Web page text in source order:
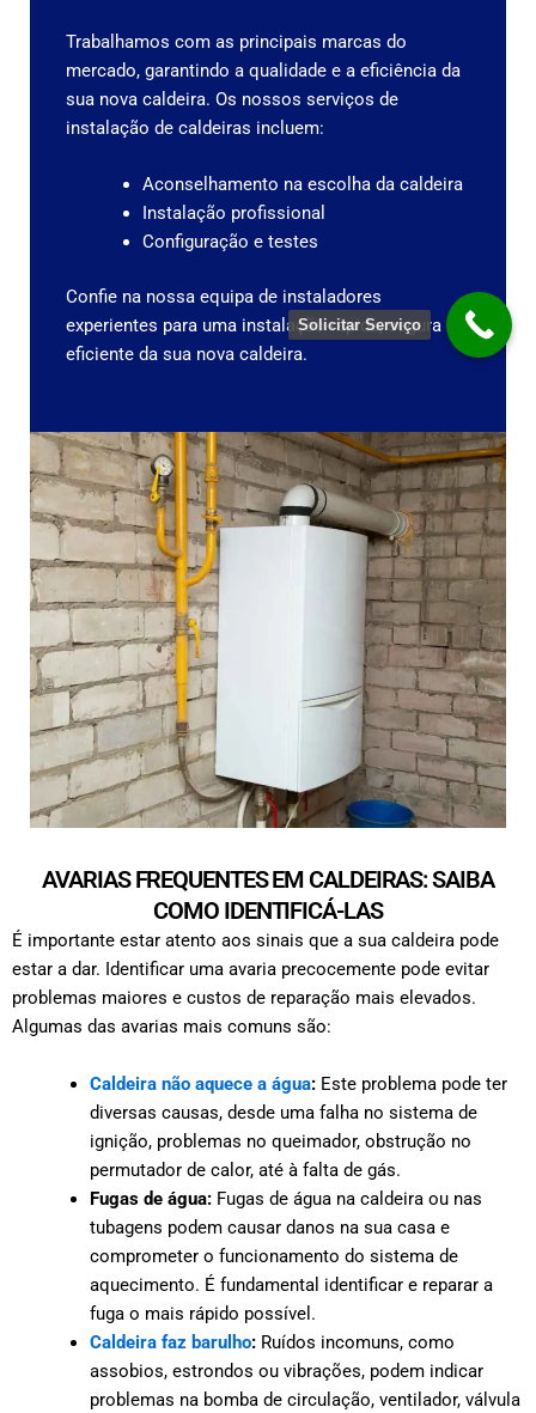
Trabalhamos com as principais marcas do
mercado, garantindo a qualidade e a eficiência da
sua nova caldeira. Os nossos serviços de
instalação de caldeiras incluem:
Aconselhamento na escolha da caldeira
Instalação profissional
Configuração e testes
Confie na nossa equipa de instaladores
experientes para uma instalação rápida, segura e
eficiente da sua nova caldeira.
AVARIAS FREQUENTES EM CALDEIRAS: SAIBA
COMO IDENTIFICÁ-LAS
É importante estar atento aos sinais que a sua caldeira pode
estar a dar. Identificar uma avaria precocemente pode evitar
problemas maiores e custos de reparação mais elevados.
Algumas das avarias mais comuns são:
Caldeira não aquece a água: Este problema pode ter
diversas causas, desde uma falha no sistema de
ignição, problemas no queimador, obstrução no
permutador de calor, até à falta de gás.
Fugas de água: Fugas de água na caldeira ou nas
tubagens podem causar danos na sua casa e
comprometer o funcionamento do sistema de
aquecimento. É fundamental identificar e reparar a
fuga o mais rápido possível.
Caldeira faz barulho: Ruídos incomuns, como
assobios, estrondos ou vibrações, podem indicar
problemas na bomba de circulação, ventilador, válvula
Solicitar Serviço